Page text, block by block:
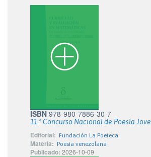
ISBN 978-980-7886-30-7
11.º Concurso Nacional de Poesía
Editorial: Fundación La Poeteca
Materia: Poesía venezolana
Publicado: 2026-10-09